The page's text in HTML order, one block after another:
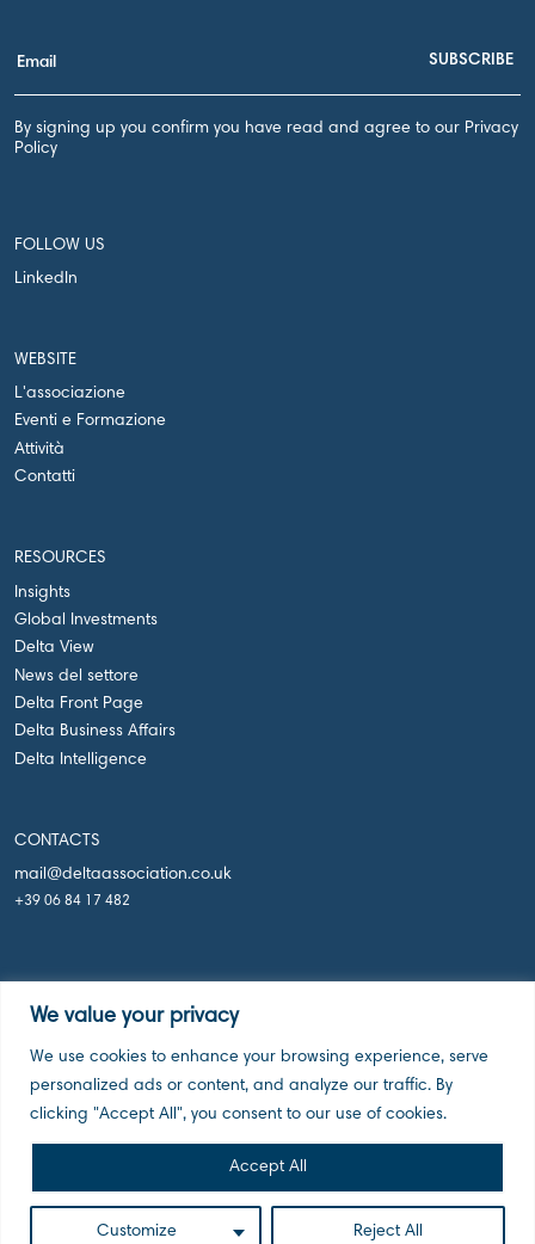
We value your privacy
We use cookies to enhance your browsing experience, serve
personalized ads or content, and analyze our traffic. By
clicking "Accept All", you consent to our use of cookies.
Customize Reject All
Accept All
By signing up you confirm you have read and agree to our Privacy
Policy
FOLLOW US
LinkedIn
WEBSITE
L'associazione
Eventi e Formazione
Attività
Contatti
RESOURCES
Insights
Global Investments
Delta View
News del settore
Delta Front Page
Delta Business Affairs
Delta Intelligence
CONTACTS
mail@deltaassociation.co.uk
+39 06 84 17 482
Delta Holdings Associations, London UK, 2026